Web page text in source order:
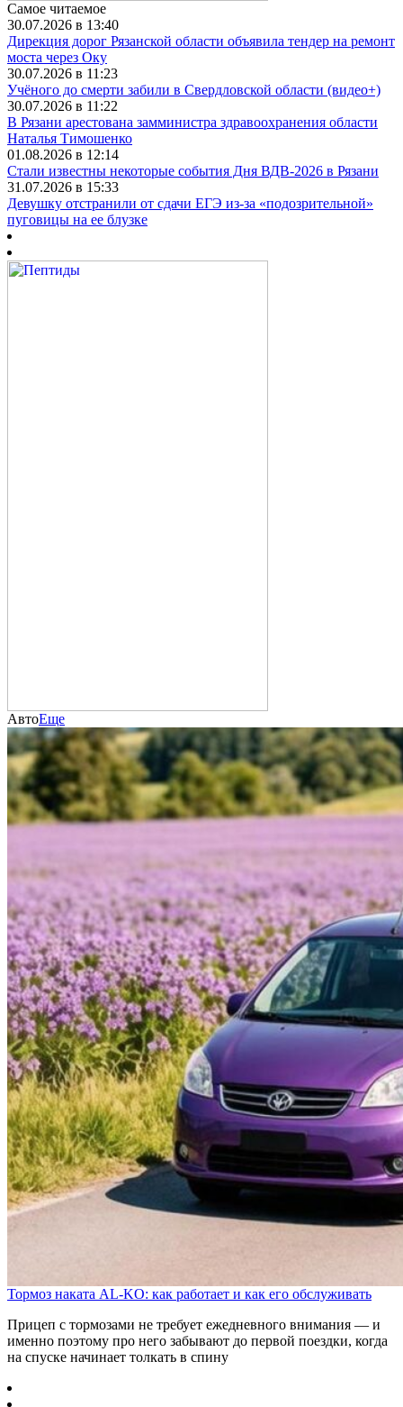
Самое читаемое
30.07.2026 в 13:40
Дирекция дорог Рязанской области объявила тендер на ремонт
моста через Оку
30.07.2026 в 11:23
Учёного до смерти забили в Свердловской области (видео+)
30.07.2026 в 11:22
В Рязани арестована замминистра здравоохранения области
Наталья Тимошенко
01.08.2026 в 12:14
Стали известны некоторые события Дня ВДВ-2026 в Рязани
31.07.2026 в 15:33
Девушку отстранили от сдачи ЕГЭ из-за «подозрительной»
пуговицы на ее блузке
АвтоЕще
Тормоз наката AL-KO: как работает и как его обслуживать
Прицеп с тормозами не требует ежедневного внимания — и
именно поэтому про него забывают до первой поездки, когда
на спуске начинает толкать в спину